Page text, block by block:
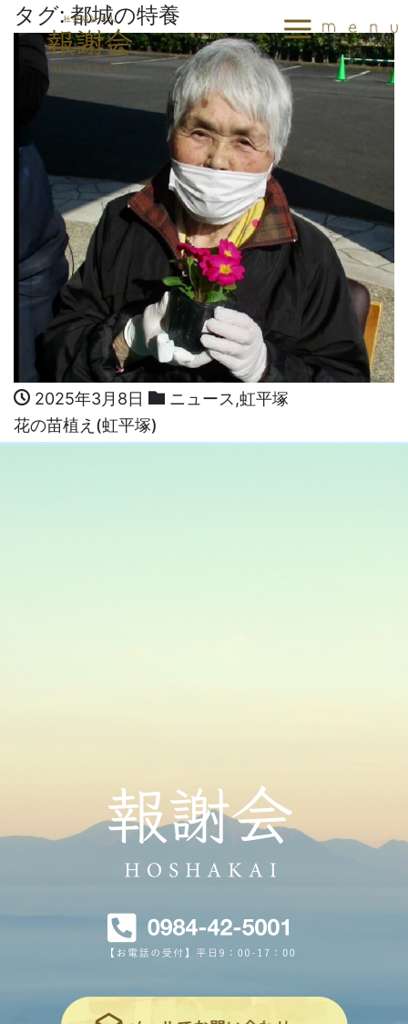
タグ:都城の特養
2025年3月8日 ニュース ,虹平塚
花の苗植え(虹平塚)